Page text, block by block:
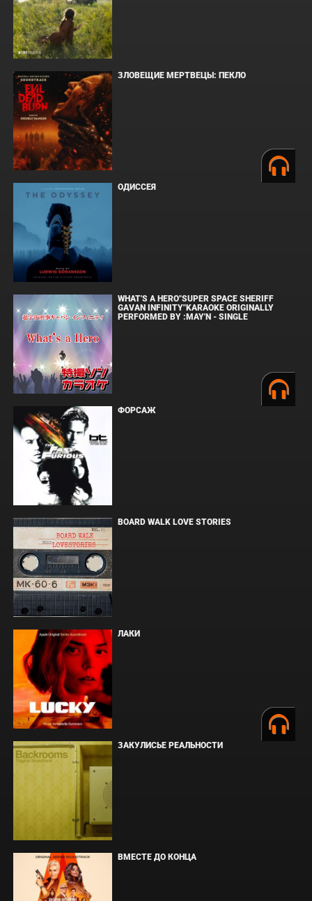
ЗЛОВЕЩИЕ МЕРТВЕЦЫ: ПЕКЛО
ОДИССЕЯ
WHAT'S A HERO"SUPER SPACE SHERIFF
GAVAN INFINITY"KARAOKE ORIGINALLY
PERFORMED BY :MAY'N - SINGLE
ФОРСАЖ
BOARD WALK LOVE STORIES
ЛАКИ
ЗАКУЛИСЬЕ РЕАЛЬНОСТИ
ВМЕСТЕ ДО КОНЦА